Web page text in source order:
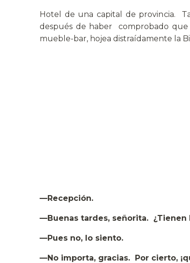
Hotel de una capital de provincia.
después de haber comprobado
mueble-bar, hojea distraídamente la
—Recepción.
—Buenas tardes, señorita. ¿Tienen
—Pues no, lo siento.
—No importa, gracias. Por cierto,